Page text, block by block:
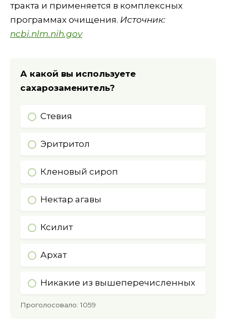
тракта и применяется в комплексных
программах очищения. Источник:
ncbi.nlm.nih.gov
А какой вы используете
сахарозаменитель?
Стевия
Эритритол
Кленовый сироп
Нектар агавы
Ксилит
Архат
Никакие из вышеперечисленных
Проголосовало:1059